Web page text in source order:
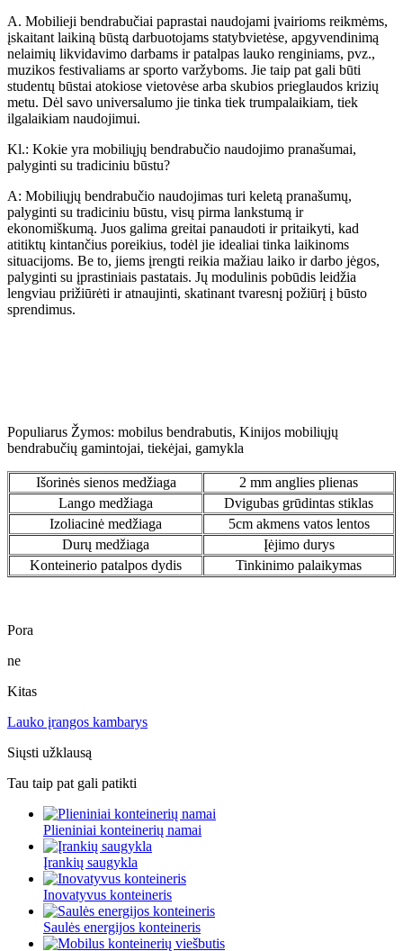
A. Mobilieji bendrabučiai paprastai naudojami įvairioms reikmėms,
įskaitant laikiną būstą darbuotojams statybvietėse, apgyvendinimą
nelaimių likvidavimo darbams ir patalpas lauko renginiams, pvz.,
muzikos festivaliams ar sporto varžyboms. Jie taip pat gali būti
studentų būstai atokiose vietovėse arba skubios prieglaudos krizių
metu. Dėl savo universalumo jie tinka tiek trumpalaikiam, tiek
ilgalaikiam naudojimui.
Kl.: Kokie yra mobiliųjų bendrabučio naudojimo pranašumai,
palyginti su tradiciniu būstu?
A: Mobiliųjų bendrabučio naudojimas turi keletą pranašumų,
palyginti su tradiciniu būstu, visų pirma lankstumą ir
ekonomiškumą. Juos galima greitai panaudoti ir pritaikyti, kad
atitiktų kintančius poreikius, todėl jie idealiai tinka laikinoms
situacijoms. Be to, jiems įrengti reikia mažiau laiko ir darbo jėgos,
palyginti su įprastiniais pastatais. Jų modulinis pobūdis leidžia
lengviau prižiūrėti ir atnaujinti, skatinant tvaresnį požiūrį į būsto
sprendimus.
Populiarus Žymos: mobilus bendrabutis, Kinijos mobiliųjų
bendrabučių gamintojai, tiekėjai, gamykla
Išorinės sienos medžiaga
2 mm anglies plienas
Lango medžiaga
Dvigubas grūdintas stiklas
Izoliacinė medžiaga
5cm akmens vatos lentos
Durų medžiaga
Įėjimo durys
Konteinerio patalpos dydis
Tinkinimo palaikymas
Pora
ne
Kitas
Lauko įrangos kambarys
Siųsti užklausą
Tau taip pat gali patikti
Plieniniai konteinerių namai
Įrankių saugykla
Inovatyvus konteineris
Saulės energijos konteineris